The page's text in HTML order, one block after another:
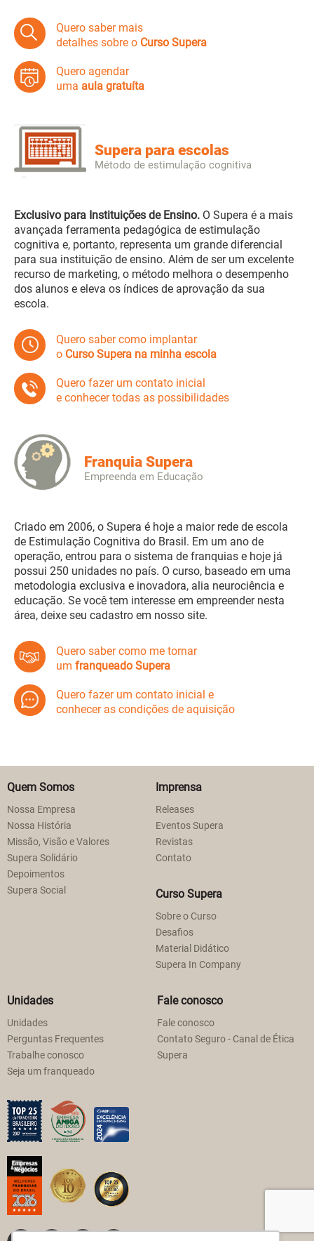
Quero saber mais
detalhes sobre o Curso Supera
Quero agendar
uma aula gratuíta
Supera para escolas
Método de estimulação cognitiva
Exclusivo para Instituições de Ensino. O Supera é a mais
avançada ferramenta pedagógica de estimulação
cognitiva e, portanto, representa um grande diferencial
para sua instituição de ensino. Além de ser um excelente
recurso de marketing, o método melhora o desempenho
dos alunos e eleva os índices de aprovação da sua
escola.
Quero saber como implantar
o Curso Supera na minha escola
Quero fazer um contato inicial
e conhecer todas as possibilidades
Franquia Supera
Empreenda em Educação
Criado em 2006, o Supera é hoje a maior rede de escola
de Estimulação Cognitiva do Brasil. Em um ano de
operação, entrou para o sistema de franquias e hoje já
possui 250 unidades no país. O curso, baseado em uma
metodologia exclusiva e inovadora, alia neurociência e
educação. Se você tem interesse em empreender nesta
área, deixe seu cadastro em nosso site.
Quero saber como me tornar
um franqueado Supera
Quero fazer um contato inicial e
conhecer as condições de aquisição
Quem Somos
Nossa Empresa
Nossa História
Missão, Visão e Valores
Supera Solidário
Depoimentos
Supera Social
Imprensa
Releases
Eventos Supera
Revistas
Contato
Curso Supera
Sobre o Curso
Desafios
Material Didático
Supera In Company
Unidades
Unidades
Perguntas Frequentes
Trabalhe conosco
Seja um franqueado
Fale conosco
Fale conosco
Contato Seguro - Canal de Ética
Supera